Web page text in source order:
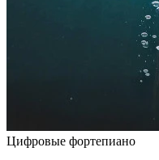
Цифровые фортепиано